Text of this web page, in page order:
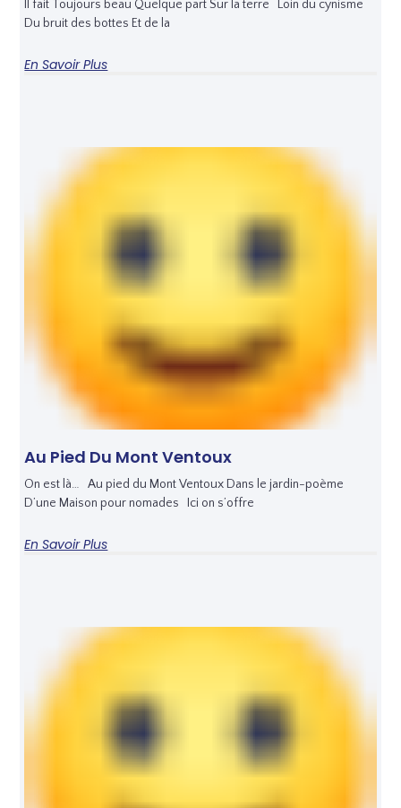
Il fait Toujours beau Quelque part Sur la terre Loin du cynisme
Du bruit des bottes Et de la
En Savoir Plus
Au Pied Du Mont Ventoux
On est là… Au pied du Mont Ventoux Dans le jardin-poème
D’une Maison pour nomades Ici on s’offre
En Savoir Plus